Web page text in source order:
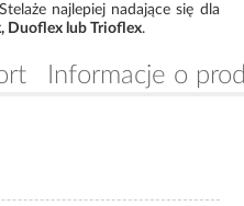
najlepiej nadające się dla
Duoflex lub Trioflex.
Informacje o